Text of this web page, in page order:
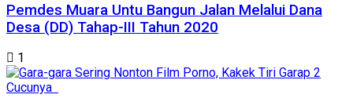
Pemdes Muara Untu Bangun Jalan Melalui Dana
Desa (DD) Tahap-III Tahun 2020
1